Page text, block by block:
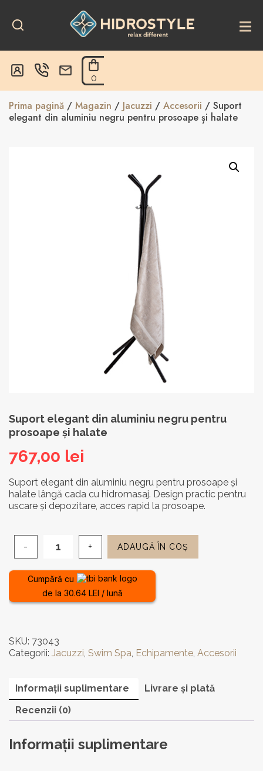
content
0
Prima pagină / Magazin / Jacuzzi / Accesorii / Suport
elegant din aluminiu negru pentru prosoape și halate
Suport elegant din aluminiu negru pentru
prosoape și halate
767,00 lei
Suport elegant din aluminiu negru pentru prosoape și
halate lângă cada cu hidromasaj. Design practic pentru
uscare și depozitare, acces rapid la prosoape.
Cantitate
elegant
aluminiu
și
halate
ADAUGĂ ÎN COȘ
Cumpără cu
de la 30.64 LEI / lună
SKU: 73043
Categorii: Jacuzzi Swim Spa Echipamente Accesorii
Informații suplimentare
Livrare și plată
Recenzii (0)
Informații suplimentare